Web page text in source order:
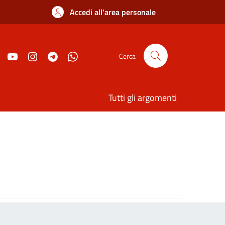
Accedi all'area personale
Cerca
Tutti gli argomenti